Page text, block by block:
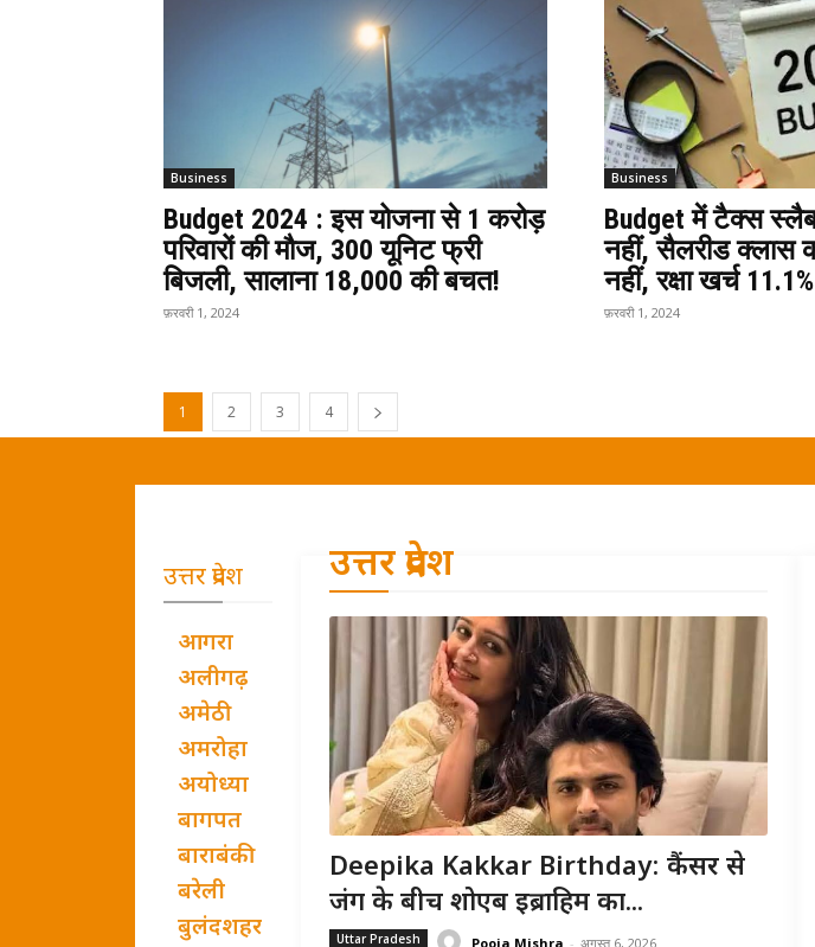
Business
Budget 2024 : इस योजना से 1 करोड़
परिवारों की मौज, 300 यूनिट फ्री
बिजली, सालाना ₹18,000 की बचत!
फ़रवरी 1, 2024
Business
Budget में टैक्स
नहीं, सैलरीड क्लास
नहीं, रक्षा खर्च
फ़रवरी 1, 2024
1 2 3 4
उत्तर प्रदेश
आगरा
अलीगढ़
अमेठी
अमरोहा
अयोध्या
बागपत
बाराबंकी
बरेली
बुलंदशहर
उत्तर प्रदेश
Deepika Kakkar Birthday: कैंसर से
जंग के बीच शोएब इब्राहिम का...
Uttar Pradesh Pooja Mishra - अगस्त 6, 2026